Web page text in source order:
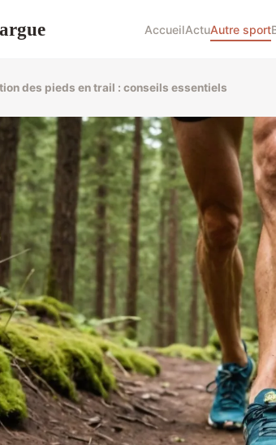
AccueilActuAutre sport
des pieds en trail : conseils essentiels